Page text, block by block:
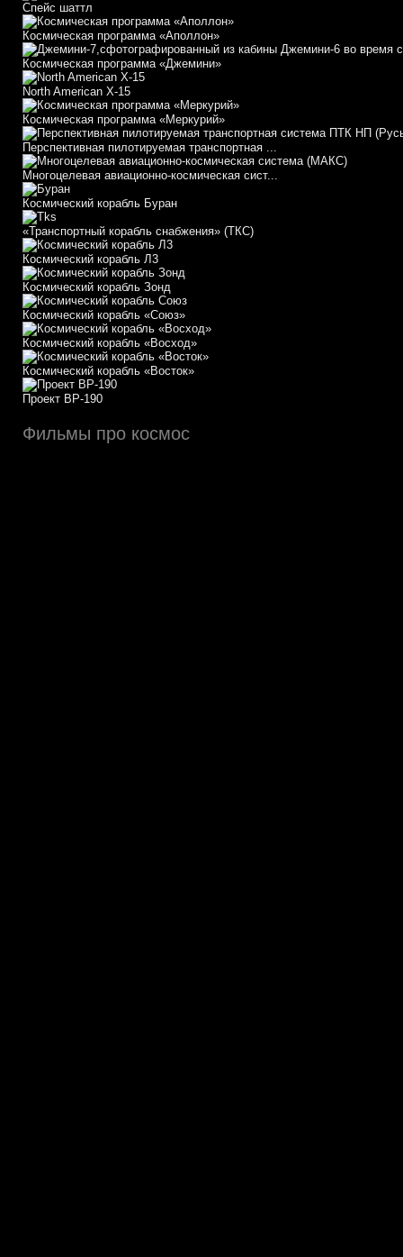
Спейс шаттл
Космическая программа «Аполлон»
Космическая программа «Джемини»
North American X-15
Космическая программа «Меркурий»
Перспективная пилотируемая транспортная ...
Многоцелевая авиационно-космическая сист...
Космический корабль Буран
«Транспортный корабль снабжения» (ТКС)
Космический корабль Л3
Космический корабль Зонд
Космический корабль «Союз»
Космический корабль «Восход»
Космический корабль «Восток»
Проект ВР-190
Фильмы про космос